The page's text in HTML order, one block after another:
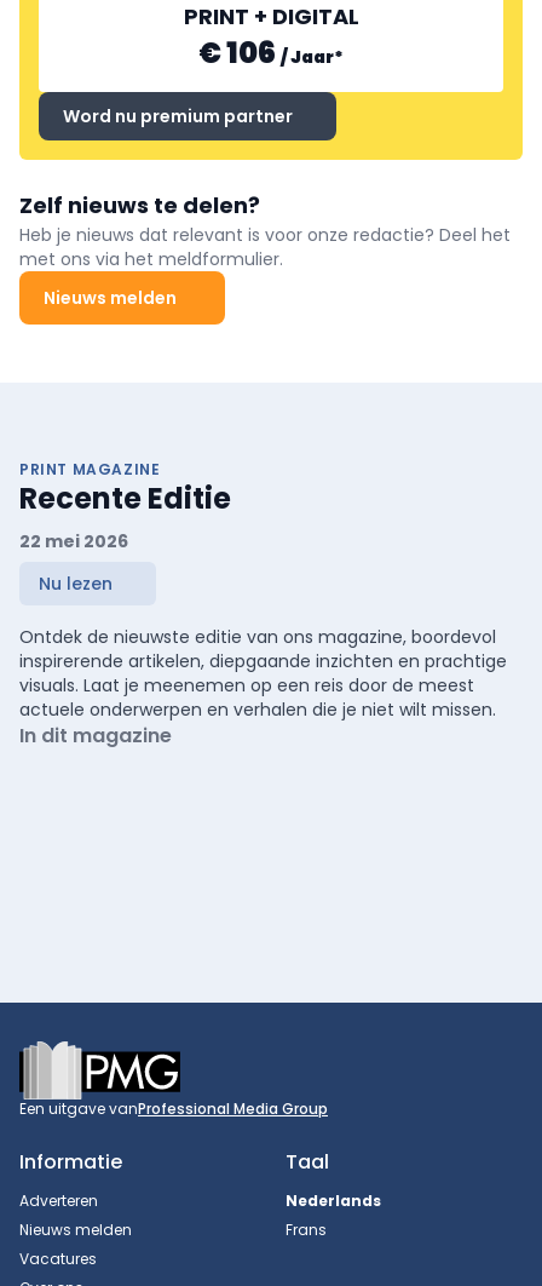
PRINT + DIGITAL
€ 106 /Jaar*
Word nu premium partner
Zelf nieuws te delen?
Heb je nieuws dat relevant is voor onze redactie? Deel het
met ons via het meldformulier.
Nieuws melden
PRINT MAGAZINE
Recente Editie
22 mei 2026
Nu lezen
Ontdek de nieuwste editie van ons magazine, boordevol
inspirerende artikelen, diepgaande inzichten en prachtige
visuals. Laat je meenemen op een reis door de meest
actuele onderwerpen en verhalen die je niet wilt missen.
In dit magazine
Footer
Een uitgave vanProfessional Media Group
Informatie
Adverteren
Nieuws melden
Vacatures
Taal
Nederlands
Frans